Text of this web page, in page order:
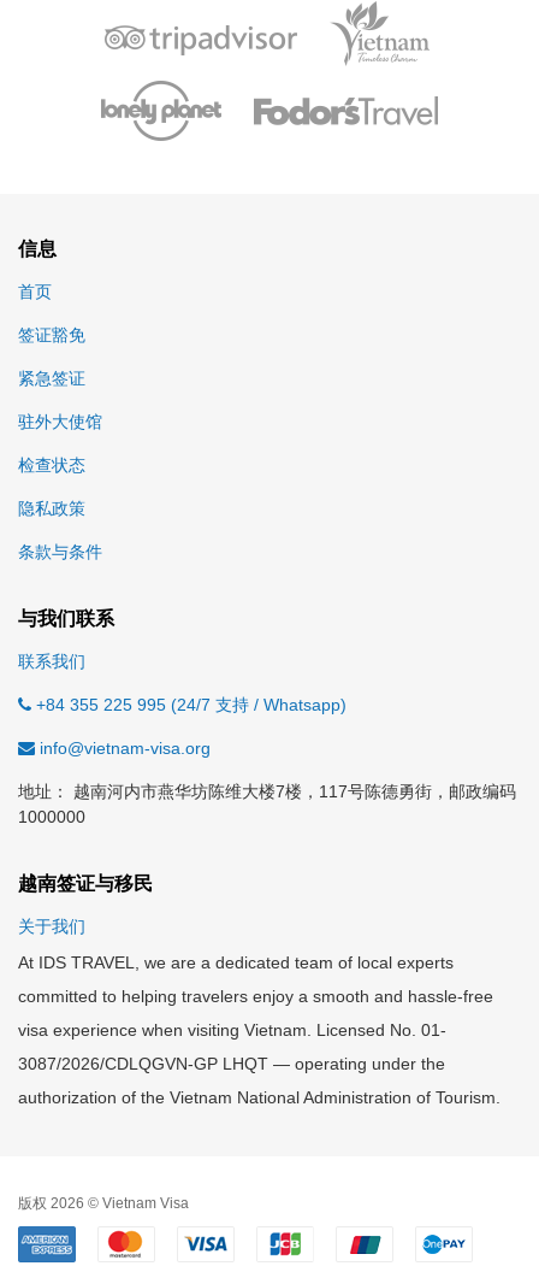
信息
首页
签证豁免
紧急签证
驻外大使馆
检查状态
隐私政策
条款与条件
与我们联系
联系我们
+84 355 225 995 (24/7 支持 / Whatsapp)
info@vietnam-visa.org
地址： 越南河内市燕华坊陈维大楼7楼，117号陈德勇街，邮政编码
1000000
越南签证与移民
关于我们
At IDS TRAVEL, we are a dedicated team of local experts
committed to helping travelers enjoy a smooth and hassle-free
visa experience when visiting Vietnam. Licensed No. 01-
3087/2026/CDLQGVN-GP LHQT — operating under the
authorization of the Vietnam National Administration of Tourism.
版权 2026 © Vietnam Visa